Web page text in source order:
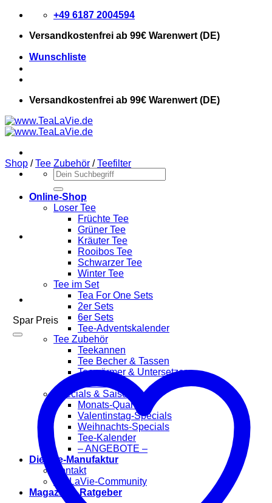
Zum
springen
+49 6187 2004594
Versandkostenfrei ab 99€ Warenwert (DE)
Wunschliste
Versandkostenfrei ab 99€ Warenwert (DE)
Suchen
nach:
Online-Shop
Loser Tee
Früchte Tee
Grüner Tee
Kräuter Tee
Rooibos Tee
Schwarzer Tee
Winter Tee
Tee im Set
Tea For One Sets
2er Sets
6er Sets
Tee-Adventskalender
Tee Zubehör
Teekannen
Tee Becher & Tassen
Teewärmer & Untersetzer
Specials & Saisonal
Monats-Quartett
Valentinstag-Specials
Weihnachts-Specials
Tee-Kalender
– ANGEBOTE –
Die Tee-Manufaktur
Kontakt
TeaLaVie-Community
Magazin & Ratgeber
Shop / Tee Zubehör / Teefilter
Spar Preis